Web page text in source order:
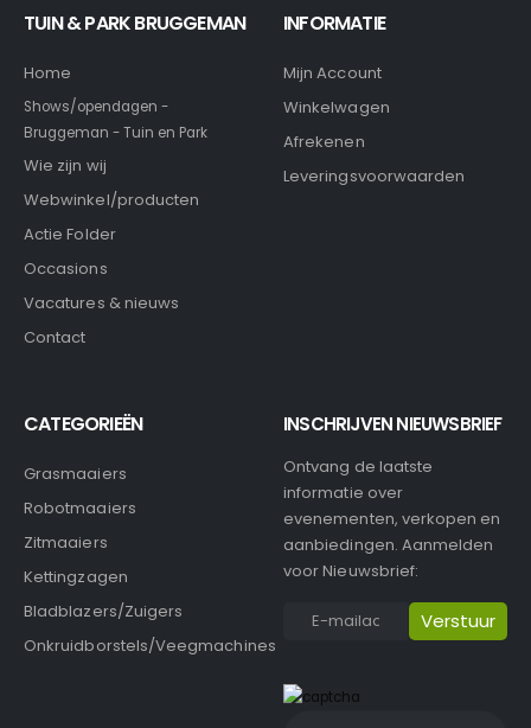
TUIN & PARK BRUGGEMAN
Home
Shows/opendagen -
Bruggeman - Tuin en Park
Wie zijn wij
Webwinkel/producten
Actie Folder
Occasions
Vacatures & nieuws
Contact
INFORMATIE
Mijn Account
Winkelwagen
Afrekenen
Leveringsvoorwaarden
CATEGORIEËN
Grasmaaiers
Robotmaaiers
Zitmaaiers
Kettingzagen
Bladblazers/Zuigers
Onkruidborstels/Veegmachines
INSCHRIJVEN NIEUWSBRIEF
Ontvang de laatste
informatie over
evenementen, verkopen en
aanbiedingen. Aanmelden
voor Nieuwsbrief: